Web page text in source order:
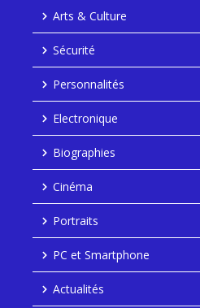
Arts & Culture
Sécurité
Personnalités
Electronique
Biographies
Cinéma
Portraits
PC et Smartphone
Actualités